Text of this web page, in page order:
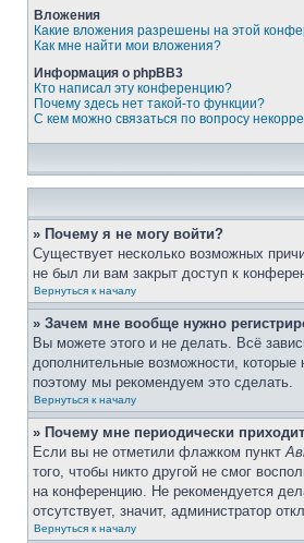
Вложения
Какие вложения разрешены на этой
Как мне найти мои вложения?
Информация о phpBB3
Кто написал эту конференцию?
Почему здесь нет такой-то функции?
С кем можно связаться по вопросу
» Почему я не могу войти?
Существует несколько возможных
не был ли вам закрыт доступ к
Вернуться к началу
» Зачем мне вообще нужно
Вы можете этого и не делать. Всё
дополнительные возможности, которые
поэтому мы рекомендуем это сделать.
Вернуться к началу
» Почему мне периодически
Если вы не отметили флажком пункт
того, чтобы никто другой не смог
на конференцию. Не рекомендуется
отсутствует, значит, администратор
Вернуться к началу